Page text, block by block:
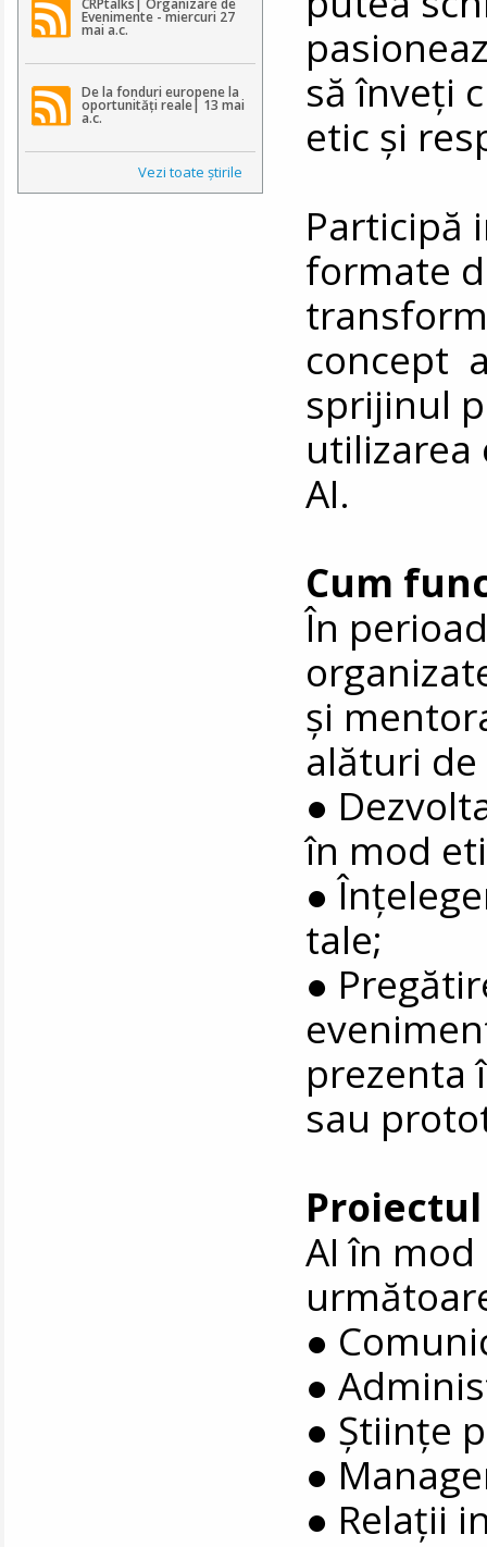
CRPtalks| Organizare de
Evenimente - miercuri 27
mai a.c.
De la fonduri europene la
oportunități reale| 13 mai
a.c.
Vezi toate ştirile
să înveți
etic și
Participă
formate
concept
sprijinul
utilizarea
AI.
Cum
În
și
alături
●
în mod
●
tale;
●
prezenta
sau
Proiectul
AI în
●
●
● Științe
●
● Relații